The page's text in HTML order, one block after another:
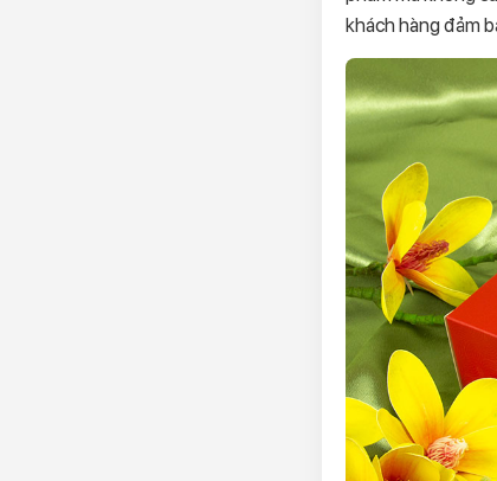
khách hàng đảm